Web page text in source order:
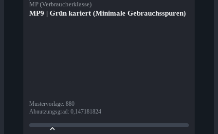
MP (Verbraucherklasse)
MP9 | Grün kariert (Minimale Gebrauchsspuren)
Mustervorlage: 880
Abnutzungsgrad: 0,147181824